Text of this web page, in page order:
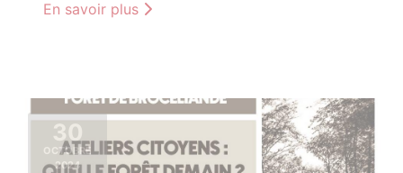
En savoir plus
30
OCTOBRE
2024